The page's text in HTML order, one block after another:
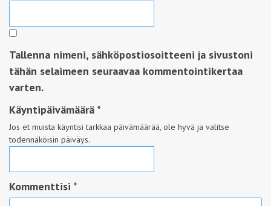
Tallenna nimeni, sähköpostiosoitteeni ja sivustoni
tähän selaimeen seuraavaa kommentointikertaa
varten.
Käyntipäivämäärä *
Jos et muista käyntisi tarkkaa päivämäärää, ole hyvä ja valitse
todennäköisin päiväys.
Kommenttisi *